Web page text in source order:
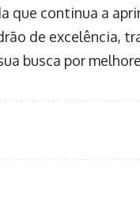
que continua a
de excelência,
busca por